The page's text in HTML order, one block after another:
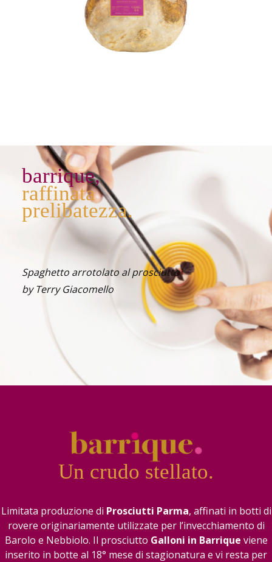
barrique,
raffinata
prelibatezza.
Spaghetto arrotolato al prosciutto
by Terry Giacomello
Un crudo stellato.
Limitata produzione di Prosciutti Parma, affinati in botti di
rovere originariamente utilizzate per l’invecchiamento di
Barolo e Nebbiolo. Il prosciutto Galloni in Barrique viene
inserito in botte al 18° mese di stagionatura e vi resta per